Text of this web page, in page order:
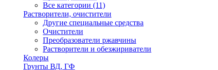
Все категории (11)
Растворители, очистители
Другие специальные средства
Очистители
Преобразователи ржавчины
Растворители и обезжириватели
Колеры
Грунты ВД, ГФ